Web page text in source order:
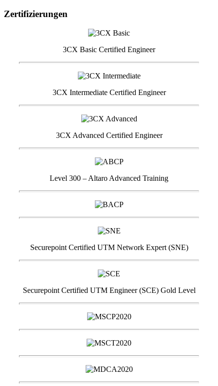
Zertifizierungen
3CX Basic Certified Engineer
3CX Intermediate Certified Engineer
3CX Advanced Certified Engineer
Level 300 – Altaro Advanced Training
Securepoint Certified UTM Network Expert (SNE)
Securepoint Certified UTM Engineer (SCE) Gold Level